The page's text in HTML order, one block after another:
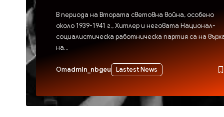
В периода на Втората световна война, особено
около 1939-1941 г., Хитлер и неговата Национал-
социалистическа работническа партия са на
на…
Отadmin_nbgeu Lastest News